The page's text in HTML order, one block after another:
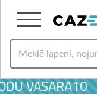
VASARA10